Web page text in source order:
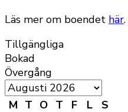
Läs mer om boendet här.
Tillgängliga
Bokad
Övergång
M T O T F L
S